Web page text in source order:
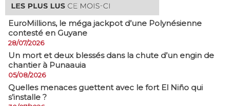
EuroMillions, ​le méga jackpot d’une Polynésienne
contesté en Guyane
28/07/2026
​Un mort et deux blessés dans la chute d’un engin de
chantier à Punaauia
05/08/2026
Quelles menaces guettent avec le fort El Niño qui
s’installe ?